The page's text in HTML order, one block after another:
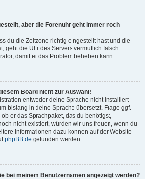
aber die Forenuhr geht immer noch
du die Zeitzone richtig eingestellt hast und die
geht die Uhr des Servers vermutlich falsch.
damit er das Problem beheben kann.
Board nicht zur Auswahl!
entweder deine Sprache nicht installiert
bislang in deine Sprache übersetzt. Frage ggf.
er das Sprachpaket, das du benötigst,
nicht existiert, würden wir uns freuen, wenn du
Informationen dazu können auf der Website
phpBB.de gefunden werden.
bei meinem Benutzernamen angezeigt werden?